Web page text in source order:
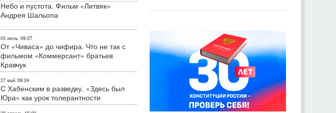
Небо и пустота. Фильм «Литвяк»
Андрея Шальопа
03 июль 09:27
От «Чиваса» до чифира. Что не так с
фильмом «Коммерсант» братьев
Кравчук
27 май 09:24
С Хабенским в разведку. «Здесь был
Юра» как урок толерантности